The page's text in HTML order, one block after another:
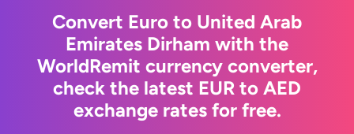
Convert Euro to United Arab
Emirates Dirham with the
WorldRemit currency converter,
check the latest EUR to AED
exchange rates for free.